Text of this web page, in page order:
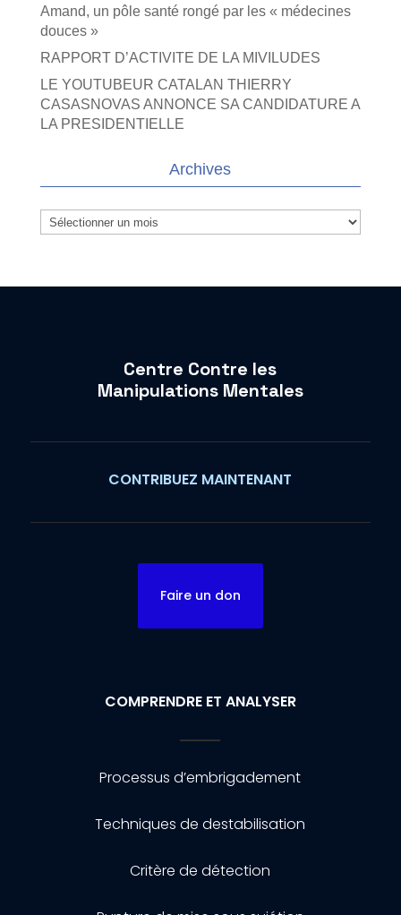
Amand, un pôle santé rongé par les « médecines
douces »
RAPPORT D’ACTIVITE DE LA MIVILUDES
LE YOUTUBEUR CATALAN THIERRY
CASASNOVAS ANNONCE SA CANDIDATURE A
LA PRESIDENTIELLE
Archives
Archives
Centre Contre les
Manipulations Mentales
CONTRIBUEZ MAINTENANT
Faire un don
COMPRENDRE ET ANALYSER
Processus d’embrigadement
Techniques de destabilisation
Critère de détection